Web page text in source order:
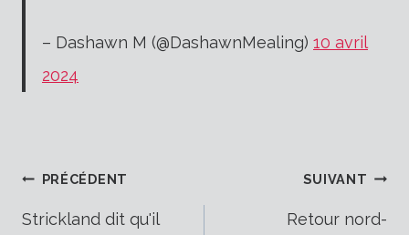
– Dashawn M (@DashawnMealing) 10 avril
2024
Navigation
PRÉCÉDENT
Strickland dit qu'il
SUIVANT
Retour nord-